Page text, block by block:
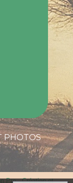
PHOTOS
Pro-Création et